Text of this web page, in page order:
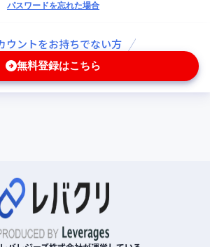
パスワードを忘れた場合
ウントをお持ちでない方
無料登録はこちら